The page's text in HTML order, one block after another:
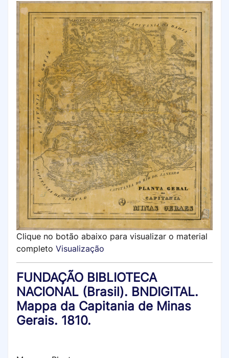
Clique no botão abaixo para visualizar o material
completo Visualização
FUNDAÇÃO BIBLIOTECA
NACIONAL (Brasil). BNDIGITAL.
Mappa da Capitania de Minas
Gerais. 1810.